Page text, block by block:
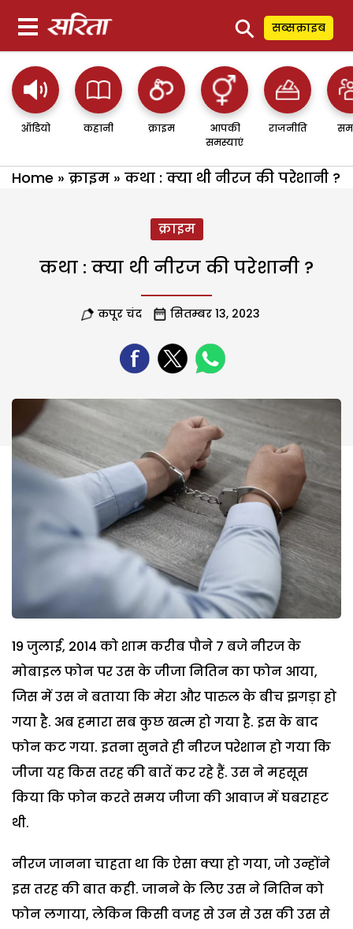
⚲ सब्सक्राइब
ऑडियो कहानी क्राइम
आपकी
समस्याएं
राजनीति
Home » क्राइम » कथा : क्या थी नीरज की परेशानी ?
क्राइम
कथा : क्या थी नीरज की परेशानी ?
कपूर चंद सितम्बर 13, 2023
19 जुलाई, 2014 को शाम करीब पौने 7 बजे नीरज के
मोबाइल फोन पर उस के जीजा नितिन का फोन आया,
जिस में उस ने बताया कि मेरा और पारुल के बीच झगड़ा हो
गया है. अब हमारा सब कुछ खत्म हो गया है. इस के बाद
फोन कट गया. इतना सुनते ही नीरज परेशान हो गया कि
जीजा यह किस तरह की बातें कर रहे हैं. उस ने महसूस
किया कि फोन करते समय जीजा की आवाज में घबराहट
थी.
नीरज जानना चाहता था कि ऐसा क्या हो गया, जो उन्होंने
इस तरह की बात कही. जानने के लिए उस ने नितिन को
फोन लगाया, लेकिन किसी वजह से उन से उस की उस से